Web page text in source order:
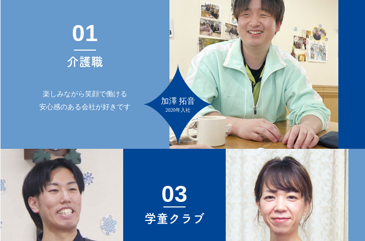
01
介護職
楽しみながら笑顔で働ける
安心感のある会社が好きです
加澤 拓音
2020年入社
03
学童クラブ